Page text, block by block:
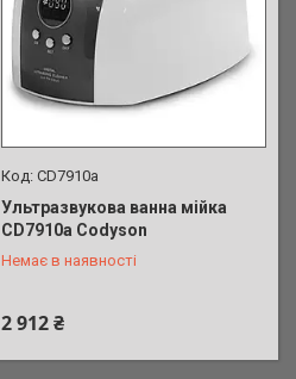
СD7910a
Ультразвукова ванна мійка
СD7910a Codyson
Немає в наявності
2 912 ₴